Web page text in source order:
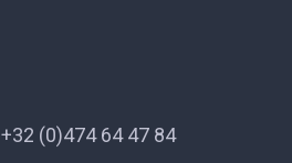
+32 (0)474 64 47 84